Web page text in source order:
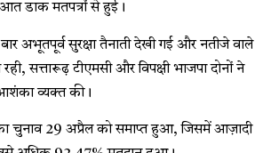
डाक मतपत्रों से हुई।
अभूतपूर्व सुरक्षा तैनाती देखी गई और नतीजे वाले
सत्तारूढ़ टीएमसी और विपक्षी भाजपा दोनों ने
व्यक्त की।
का चुनाव 29 अप्रैल को समाप्त हुआ, जिसमें आज़ादी